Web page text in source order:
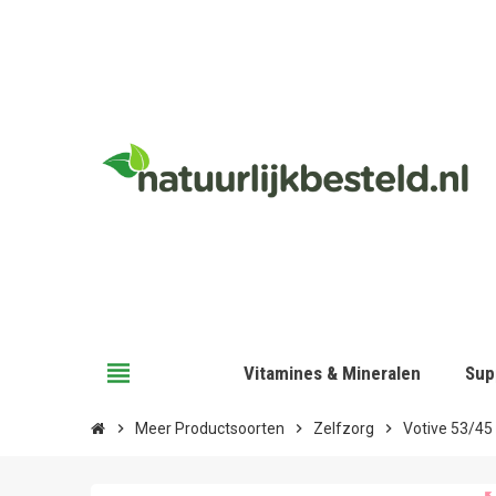
view_headline Vitamines & Mineralen
chevron_right Meer Productsoorten chevron_right Zelfzorg chevron_right Votive 53/45